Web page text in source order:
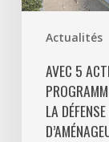
Actualités
logements,
Défense
poursuit
activement
AVEC 5
LA